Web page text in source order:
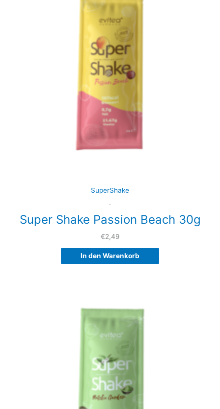
SuperShake
.
Super Shake Passion Beach 30g
€2,49
In den Warenkorb